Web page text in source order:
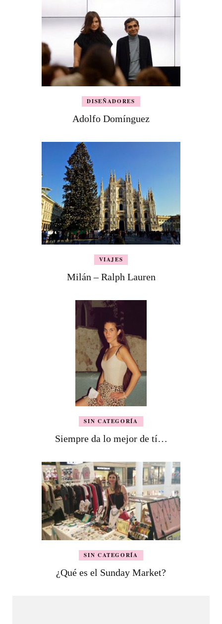
DISEÑADORES
Adolfo Domínguez
VIAJES
Milán – Ralph Lauren
SIN CATEGORÍA
Siempre da lo mejor de tí…
SIN CATEGORÍA
¿Qué es el Sunday Market?